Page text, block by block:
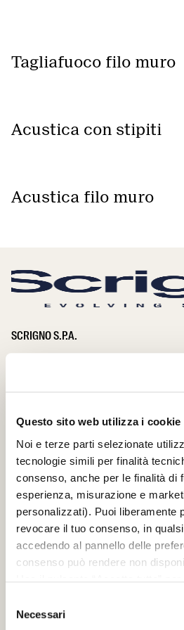
Questo sito web utilizza i cookie
Noi e terze parti selezionate
tecnologie simili per finalità
consenso, anche per le finalità di
esperienza, misurazione e
personalizzati). Puoi liberamente
revocare il tuo consenso, in
accedendo al pannello delle
consenso può rendere non
Leggi laCookie policy
delNecessari
Tagliafuoco filo muro
Acustica con stipiti
Acustica filo muro
SCRIGNO S.P.A.
SEGUICI
Contacts
FAQ
PRODOTTI
Controtelai per porte scorrevoli filo muro
Controtelai per porte scorrevoli con
Porte scorrevoli speciali
Porte battenti in legno